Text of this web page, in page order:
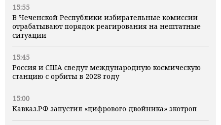
15:55
В Чеченской Республики избирательные комиссии
отрабатывают порядок реагирования на нештатные
ситуации
15:45
Россия и США сведут международную космическую
станцию с орбиты в 2028 году
15:00
Кавказ.РФ запустил «цифрового двойника» экотроп